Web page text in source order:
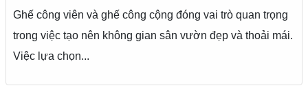
Ghế công viên và ghế công cộng đóng vai trò quan trọng
trong việc tạo nên không gian sân vườn đẹp và thoải mái.
Việc lựa chọn...